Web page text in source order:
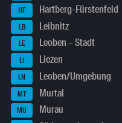
HF Hartberg-Fürstenfeld
LB Leibnitz
LE Leoben – Stadt
LI Liezen
LN Leoben/Umgebung
MT Murtal
MU Murau